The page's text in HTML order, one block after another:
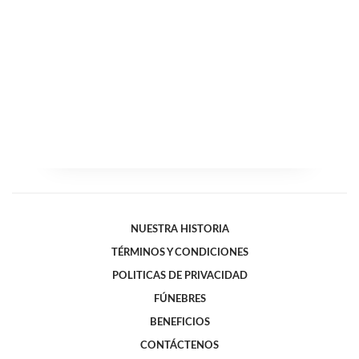
NUESTRA HISTORIA
TÉRMINOS Y CONDICIONES
POLITICAS DE PRIVACIDAD
FÚNEBRES
BENEFICIOS
CONTÁCTENOS